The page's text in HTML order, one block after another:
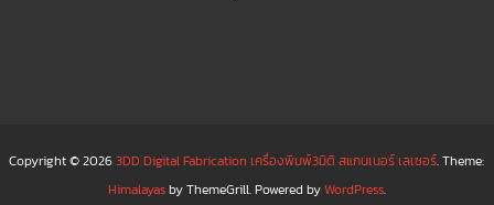
Copyright © 20263DD Digital Fabrication เครื่องพิมพ์3มิติ สแกนเนอร์ เลเซอร์. Theme:
Himalayasby ThemeGrill. Powered byWordPress.